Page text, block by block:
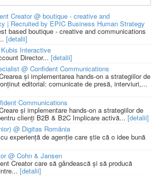
Creator @ boutique - creative and
| Recruited by EPIC Business Human Strategy
based boutique - creative and communications
[detalii]
Interactive
Director... [detalii]
@ Confident Communications
și implementarea hands-on a strategiilor de
editorial: comunicate de presă, interviuri,...
Communications
și implementare hands-on a strategiilor de
clienți B2B & B2C Implicare activă... [detalii]
@ Digitas România
experiență de agenție care știe că o idee bună
@ Cohn & Jansen
Creator care să gândească și să producă
[detalii]